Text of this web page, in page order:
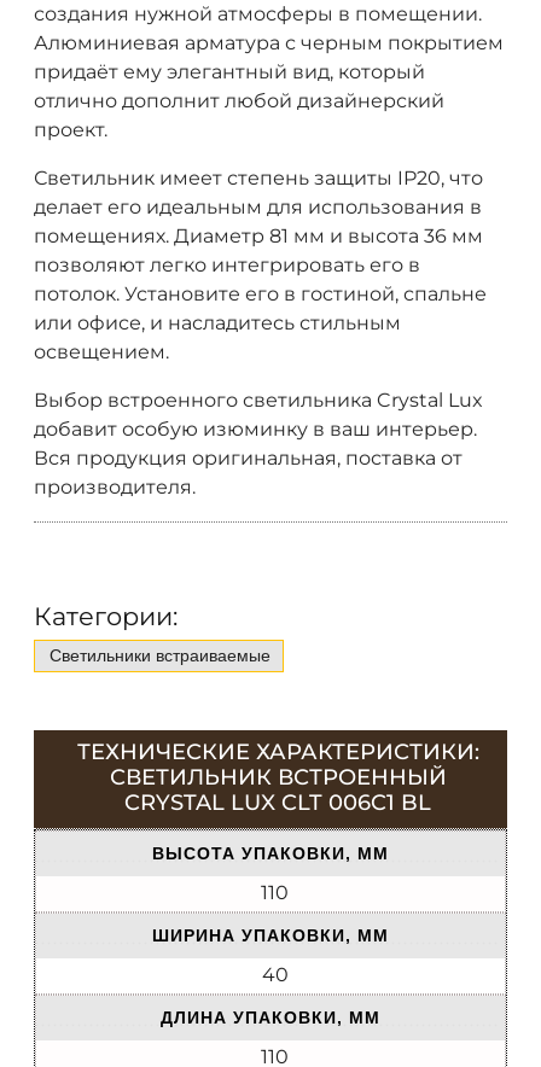
создания нужной атмосферы в помещении.
Алюминиевая арматура с черным покрытием
придаёт ему элегантный вид, который
отлично дополнит любой дизайнерский
проект.
Светильник имеет степень защиты IP20, что
делает его идеальным для использования в
помещениях. Диаметр 81 мм и высота 36 мм
позволяют легко интегрировать его в
потолок. Установите его в гостиной, спальне
или офисе, и насладитесь стильным
освещением.
Выбор встроенного светильника Crystal Lux
добавит особую изюминку в ваш интерьер.
Вся продукция оригинальная, поставка от
производителя.
Категории:
Светильники встраиваемые
ТЕХНИЧЕСКИЕ ХАРАКТЕРИСТИКИ:
СВЕТИЛЬНИК ВСТРОЕННЫЙ
CRYSTAL LUX CLT 006C1 BL
ВЫСОТА УПАКОВКИ, ММ
110
ШИРИНА УПАКОВКИ, ММ
40
ДЛИНА УПАКОВКИ, ММ
110